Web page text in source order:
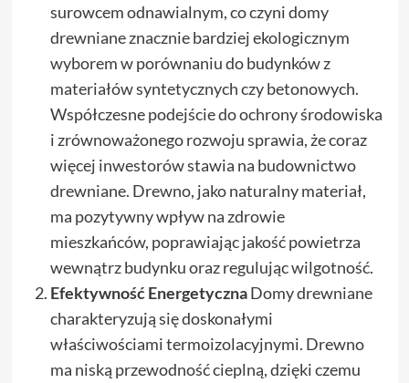
surowcem odnawialnym, co czyni domy
drewniane znacznie bardziej ekologicznym
wyborem w porównaniu do budynków z
materiałów syntetycznych czy betonowych.
Współczesne podejście do ochrony środowiska
i zrównoważonego rozwoju sprawia, że coraz
więcej inwestorów stawia na budownictwo
drewniane. Drewno, jako naturalny materiał,
ma pozytywny wpływ na zdrowie
mieszkańców, poprawiając jakość powietrza
wewnątrz budynku oraz regulując wilgotność.
Efektywność EnergetycznaDomy drewniane
charakteryzują się doskonałymi
właściwościami termoizolacyjnymi. Drewno
ma niską przewodność cieplną, dzięki czemu